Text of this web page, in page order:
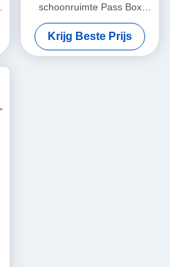
schoonruimte Pass Box
Transfer Hook In Grootte
W650xD650xH660mm
Krijg Beste Prijs